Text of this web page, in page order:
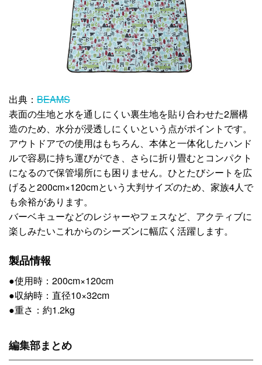
出典： BEAMS
表面の生地と水を通しにくい裏生地を貼り合わせた2層構
造のため、水分が浸透しにくいという点がポイントです。
アウトドアでの使用はもちろん、本体と一体化したハンド
ルで容易に持ち運びができ、さらに折り畳むとコンパクト
になるので保管場所にも困りません。ひとたびシートを広
げると200cm×120cmという大判サイズのため、家族4人で
も余裕があります。
バーベキューなどのレジャーやフェスなど、アクティブに
楽しみたいこれからのシーズンに幅広く活躍します。
製品情報
●使用時：200cm×120cm
●収納時：直径10×32cm
●重さ：約1.2kg
編集部まとめ